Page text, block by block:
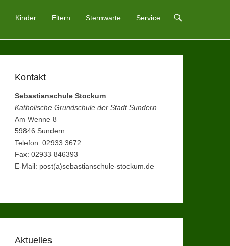
Kinder Eltern Sternwarte Service
Kontakt
Sebastianschule Stockum
Katholische Grundschule der Stadt Sundern
Am Wenne 8
59846 Sundern
Telefon: 02933 3672
Fax: 02933 846393
E-Mail: post(a)sebastianschule-stockum.de
Aktuelles